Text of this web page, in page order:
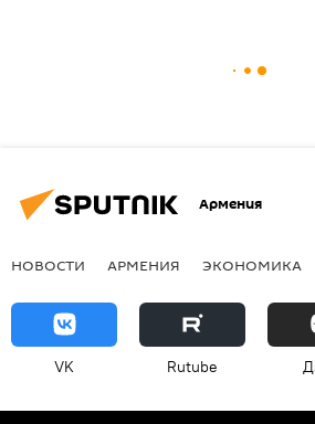
Армения
НОВОСТИ АРМЕНИЯ ЭКОНОМИКА
VK Rutube